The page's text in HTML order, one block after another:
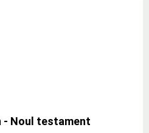
- Noul testament